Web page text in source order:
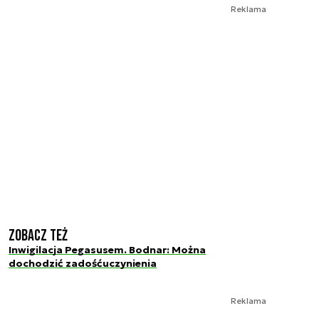
Reklama
Zobacz też
Inwigilacja Pegasusem. Bodnar: Można
dochodzić zadośćuczynienia
Reklama